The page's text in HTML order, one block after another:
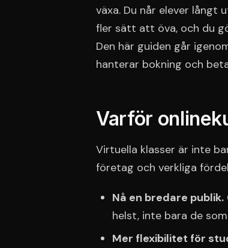
växa. Du når elever långt
fler sätt att öva, och du
Den här guiden går
hanterar bokning och
Varför
Virtuella klasser är inte
företag och verkliga
Nå en bredare publik.
helst, inte bara de
Mer flexibilitet för